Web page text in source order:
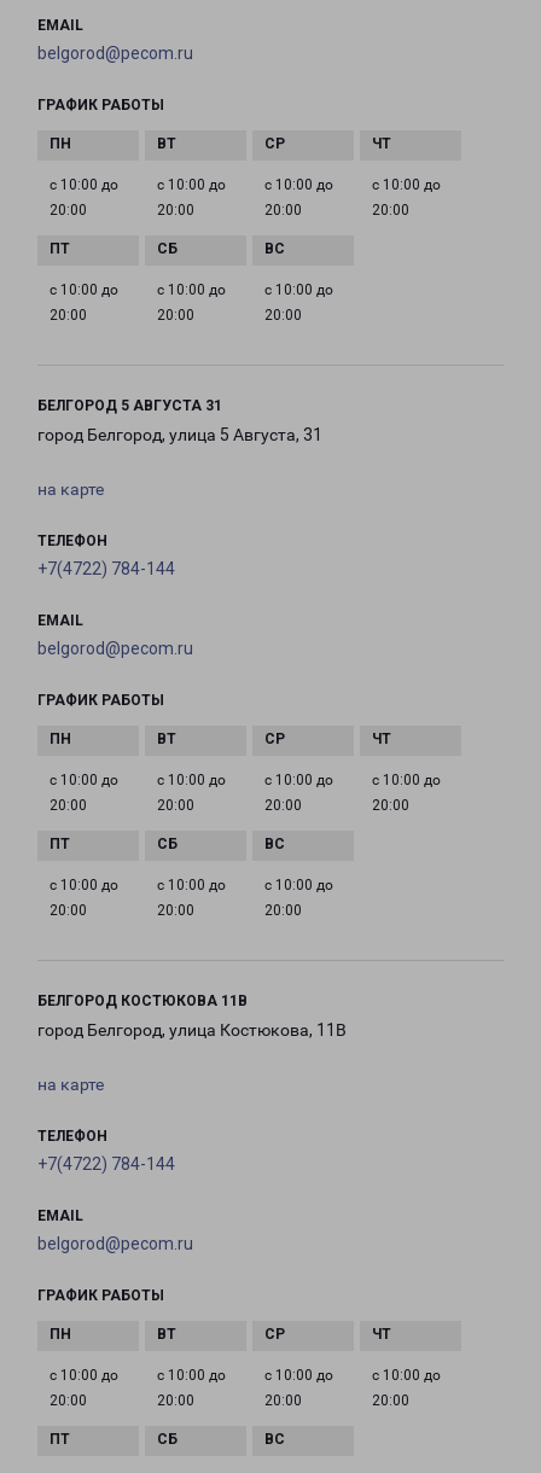
EMAIL
belgorod@pecom.ru
ГРАФИК РАБОТЫ
с 10:00 до
20:00
с 10:00 до
20:00
с 10:00 до
20:00
с 10:00 до
20:00
с 10:00 до
20:00
с 10:00 до
20:00
с 10:00 до
20:00
БЕЛГОРОД 5 АВГУСТА 31
город Белгород, улица 5 Августа, 31
на карте
ТЕЛЕФОН
+7(4722) 784-144
EMAIL
belgorod@pecom.ru
ГРАФИК РАБОТЫ
с 10:00 до
20:00
с 10:00 до
20:00
с 10:00 до
20:00
с 10:00 до
20:00
с 10:00 до
20:00
с 10:00 до
20:00
с 10:00 до
20:00
БЕЛГОРОД КОСТЮКОВА 11В
город Белгород, улица Костюкова, 11В
на карте
ТЕЛЕФОН
+7(4722) 784-144
EMAIL
belgorod@pecom.ru
ГРАФИК РАБОТЫ
с 10:00 до
20:00
с 10:00 до
20:00
с 10:00 до
20:00
с 10:00 до
20:00